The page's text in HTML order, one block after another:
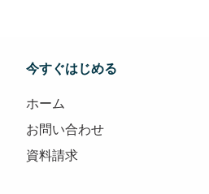
今すぐはじめる
ホーム
お問い合わせ
資料請求